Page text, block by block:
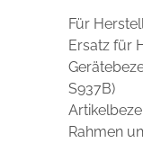
Für
Ersatz für
S937B)
Rahmen